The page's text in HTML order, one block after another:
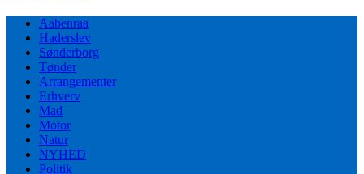
Aabenraa
Haderslev
Sønderborg
Tønder
Arrangementer
Erhverv
Mad
Motor
Natur
NYHED
Politik